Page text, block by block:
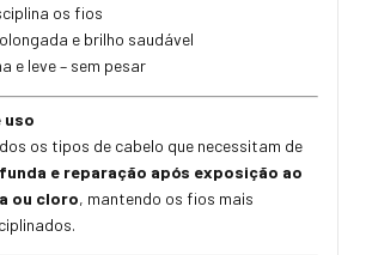
os fios
e brilho saudável
e leve– sem pesar
uso
os tipos de cabelo que necessitam de
e reparação após exposição ao
ou cloro, mantendo os fios mais